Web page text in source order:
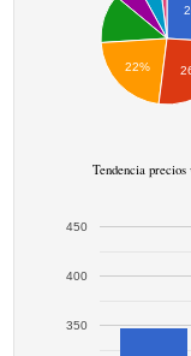
22%
Tendencia
350
400
450